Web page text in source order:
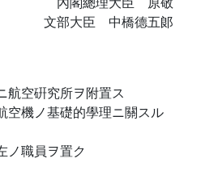
文部大臣 中橋德五郞
航空硏究所ヲ附置ス
空機ノ基礎的學理ニ關スル
ノ職員ヲ置ク